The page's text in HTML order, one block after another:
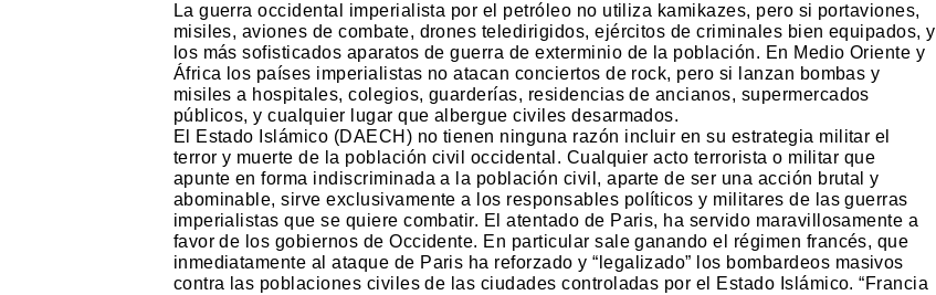
La guerra occidental imperialista por el petróleo no utiliza kamikazes, pero si portaviones,
misiles, aviones de combate, drones teledirigidos, ejércitos de criminales bien equipados, y
los más sofisticados aparatos de guerra de exterminio de la población. En Medio Oriente y
África los países imperialistas no atacan conciertos de rock, pero si lanzan bombas y
misiles a hospitales, colegios, guarderías, residencias de ancianos, supermercados
públicos, y cualquier lugar que albergue civiles desarmados.
El Estado Islámico (DAECH) no tienen ninguna razón incluir en su estrategia militar el
terror y muerte de la población civil occidental. Cualquier acto terrorista o militar que
apunte en forma indiscriminada a la población civil, aparte de ser una acción brutal y
abominable, sirve exclusivamente a los responsables políticos y militares de las guerras
imperialistas que se quiere combatir. El atentado de Paris, ha servido maravillosamente a
favor de los gobiernos de Occidente. En particular sale ganando el régimen francés, que
inmediatamente al ataque de Paris ha reforzado y “legalizado” los bombardeos masivos
contra las poblaciones civiles de las ciudades controladas por el Estado Islámico. “Francia